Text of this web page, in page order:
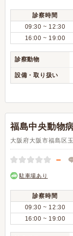
診察時間
09:30 ~ 12:30
16:00 ~ 19:00
診察動物
設備・取り扱い
福島中央動物
大阪府大阪市福島区
－
駐車場あり
診察時間
09:30 ~ 12:30
16:00 ~ 19:00